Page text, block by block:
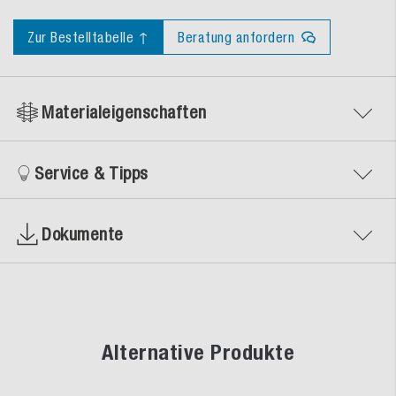
Zur Bestelltabelle ↑ Beratung anfordern
Materialeigenschaften
Service & Tipps
Dokumente
Alternative Produkte